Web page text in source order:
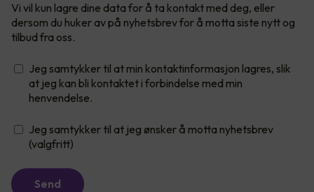
Vi vil kun lagre dine data for å ta kontakt med deg, eller
dersom du huker av på nyhetsbrev for å motta siste nytt og
tilbud fra oss.
Jeg samtykker til at min kontaktinformasjon lagres, slik
at jeg kan bli kontaktet i forbindelse med min
henvendelse.
Jeg samtykker til at jeg ønsker å motta nyhetsbrev
(valgfritt)
Send